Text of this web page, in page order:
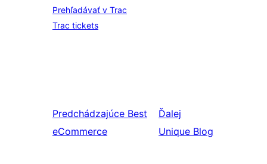
Prehľadávať v Trac
Trac tickets
Predchádzajúce Best
eCommerce
Ďalej
Unique Blog